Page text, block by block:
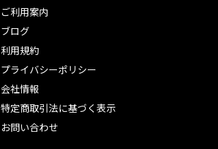
ご利用案内
ブログ
利用規約
プライバシーポリシー
会社情報
特定商取引法に基づく表示
お問い合わせ